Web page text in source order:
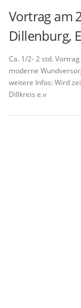
Vortrag am
Dillenburg,
Ca. 1/2- 2 std.
moderne
weitere Infos: Wird
Dillkreis e.v